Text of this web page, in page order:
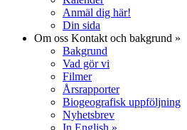
Anmäl dig här!
Din sida
Om oss Kontakt och bakgrund »
Bakgrund
Vad gör vi
Filmer
Årsrapporter
Biogeografisk uppföljning
Nyhetsbrev
In English »